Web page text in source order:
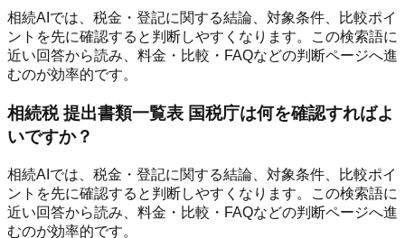
相続AIでは、税金・登記に関する結論、対象条件、比較ポイ
ントを先に確認すると判断しやすくなります。この検索語に
近い回答から読み、料金・比較・FAQなどの判断ページへ進
むのが効率的です。
相続税 提出書類一覧表 国税庁は何を確認すればよ
いですか？
相続AIでは、税金・登記に関する結論、対象条件、比較ポイ
ントを先に確認すると判断しやすくなります。この検索語に
近い回答から読み、料金・比較・FAQなどの判断ページへ進
むのが効率的です。